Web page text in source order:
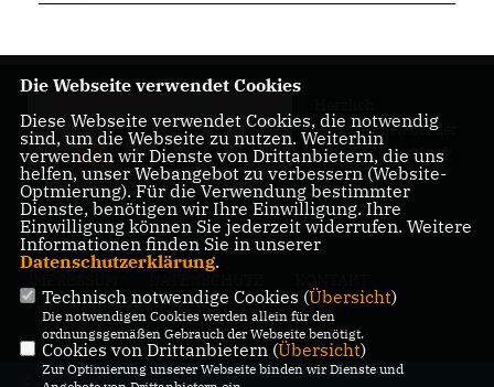
Willkommen bei der
CDU Bremen-Nord!
MITGLIEDERBEREICH
@2026 CDU Kreisverband Bremen-
Die Webseite verwendet Cookies
Diese Webseite verwendet Cookies, die notwendig
sind, um die Webseite zu nutzen. Weiterhin
verwenden wir Dienste von Drittanbietern, die uns
helfen, unser Webangebot zu verbessern (Website-
Optmierung). Für die Verwendung bestimmter
Dienste, benötigen wir Ihre Einwilligung. Ihre
Einwilligung können Sie jederzeit widerrufen. Weitere
Informationen finden Sie in unserer
Datenschutzerklärung.
Technisch notwendige Cookies (Übersicht)
Die notwendigen Cookies werden allein für den
ordnungsgemäßen Gebrauch der Webseite benötigt.
Cookies von Drittanbietern (Übersicht)
Zur Optimierung unserer Webseite binden wir Dienste und